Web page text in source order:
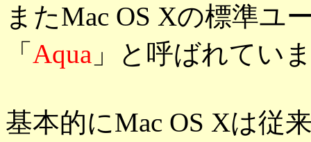
またMac OS Xの標準ユ
「 Aqua 」と呼ばれてい
基本的にMac OS Xは従